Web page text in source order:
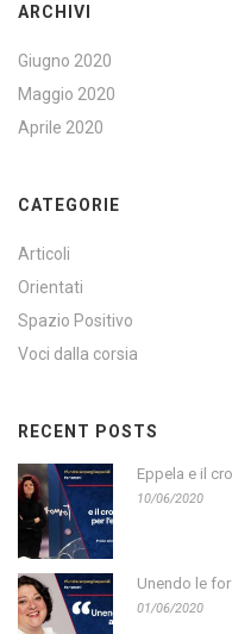
ARCHIVI
Giugno 2020
Maggio 2020
Aprile 2020
CATEGORIE
Articoli
Orientati
Spazio Positivo
Voci dalla corsia
RECENT POSTS
Eppela e il
10/06/2020
Unendo le
01/06/2020